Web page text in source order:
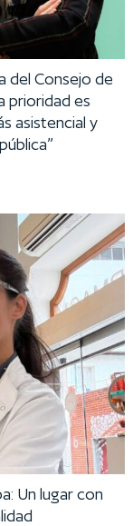
del Consejo de
prioridad es
asistencial y
Un lugar con